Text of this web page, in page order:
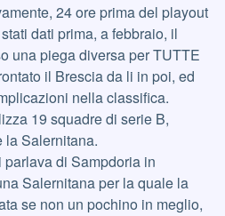
24 ore prima del playout
dati prima, a febbraio, il
una piega diversa per TUTTE
il Brescia da li in poi, ed
nella classifica.
19 squadre di serie B,
la Salernitana.
di Sampdoria in
Salernitana per la quale la
se non un pochino in meglio,